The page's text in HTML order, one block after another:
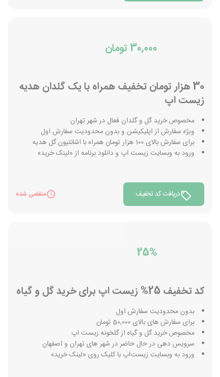
30,000 تومان
30 هزار تومان تخفیف همراه با یک گلدان هدیه
زیست اپ
مخصوص خرید گل و گلدان فعال در شهر تهران
ویژه سفارش از اپلیکیشن و بدون محدودیت سفارش اول
برای سفارش بالای 100 هزار تومان همراه با اشانتیون گل هدیه
ورود به وبسایت زیست اپ و دانلود برنامه از «لینک خرید»
دریافت کد تخفیف منقضی شده
25%
کد تخفیف 25% زیست اپ برای خرید گل و گیاه
بدون محدودیت سفارش اول
برای سفارش های بالای 50,000 تومان
مخصوص خرید گل و گیاه از گلخونه زیست اپ
سرویس دهی در حال حاضر در شهر های تهران و اصفهان
ورود به وبسایت زیست‌اپ با کلیک روی «لینک خرید»